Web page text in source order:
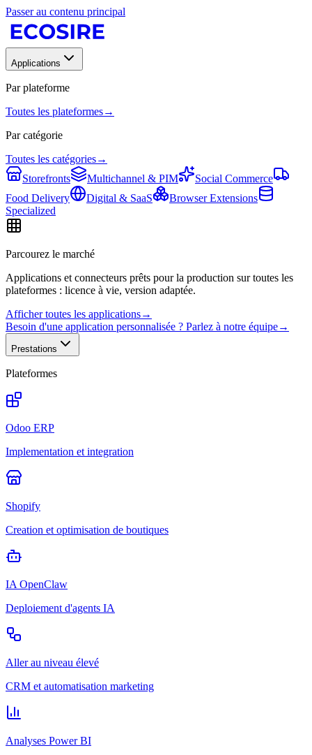
Passer au contenu principal
Applications
Par plateforme
Toutes les plateformes→
Par catégorie
Toutes les catégories→
Storefronts
Multichannel & PIM
Social Commerce
Food Delivery
Digital & SaaS
Browser Extensions
Specialized
Parcourez le marché
Applications et connecteurs prêts pour la production sur toutes les
plateformes : licence à vie, version adaptée.
Afficher toutes les applications→
Besoin d'une application personnalisée ? Parlez à notre équipe→
Prestations
Plateformes
Odoo ERP
Implementation et integration
Shopify
Creation et optimisation de boutiques
IA OpenClaw
Deploiement d'agents IA
Aller au niveau élevé
CRM et automatisation marketing
Analyses Power BI